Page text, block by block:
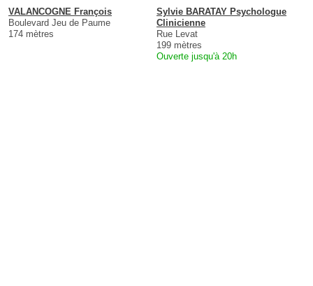
VALANCOGNE François
Boulevard Jeu de Paume
174 mètres
Sylvie BARATAY Psychologue
Clinicienne
Rue Levat
199 mètres
Ouverte jusqu'à 20h